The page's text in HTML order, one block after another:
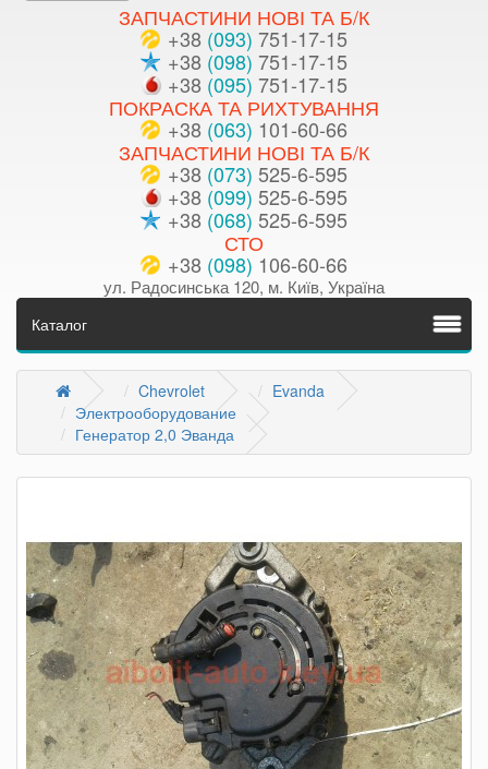
ЗАПЧАСТИНИ НОВІ ТА Б/К
+38 (093) 751-17-15
+38 (098) 751-17-15
+38 (095) 751-17-15
ПОКРАСКА ТА РИХТУВАННЯ
+38 (063) 101-60-66
ЗАПЧАСТИНИ НОВІ ТА Б/К
+38 (073) 525-6-595
+38 (099) 525-6-595
+38 (068) 525-6-595
СТО
+38 (098) 106-60-66
ул. Радосинська 120, м. Київ, Україна
Каталог
Chevrolet
Evanda
Электрооборудование
Генератор 2,0 Эванда